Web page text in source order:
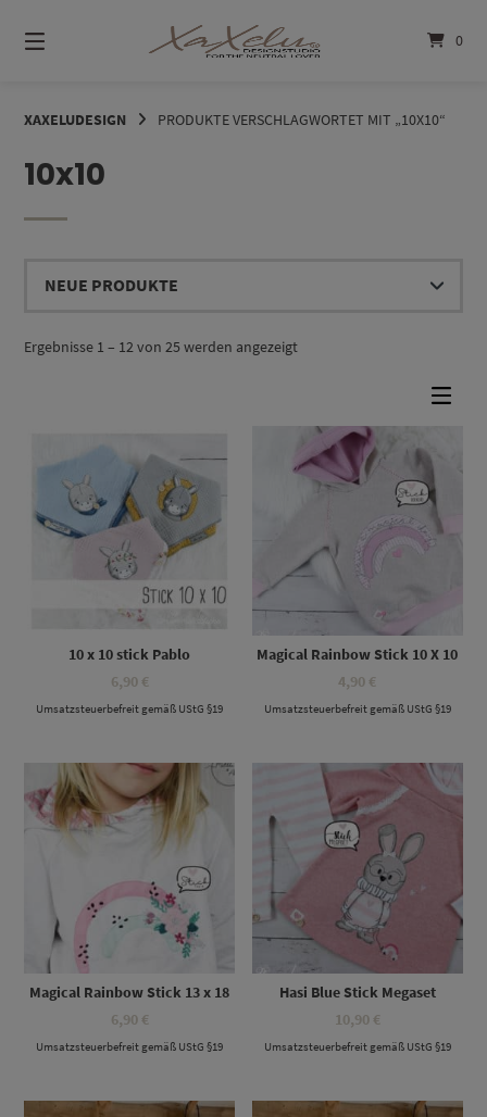
zum
Inhalt
0
XAXELUDESIGN PRODUKTE VERSCHLAGWORTET MIT „10X10“
10x10
Ergebnisse 1 – 12 von 25 werden angezeigtNach
10 x 10 stick Pablo
6,90 €
Umsatzsteuerbefreit gemäß UStG §19
Magical Rainbow Stick 10 X 10
4,90 €
Umsatzsteuerbefreit gemäß UStG §19
Magical Rainbow Stick 13 x 18
6,90 €
Umsatzsteuerbefreit gemäß UStG §19
Hasi Blue Stick Megaset
10,90 €
Umsatzsteuerbefreit gemäß UStG §19